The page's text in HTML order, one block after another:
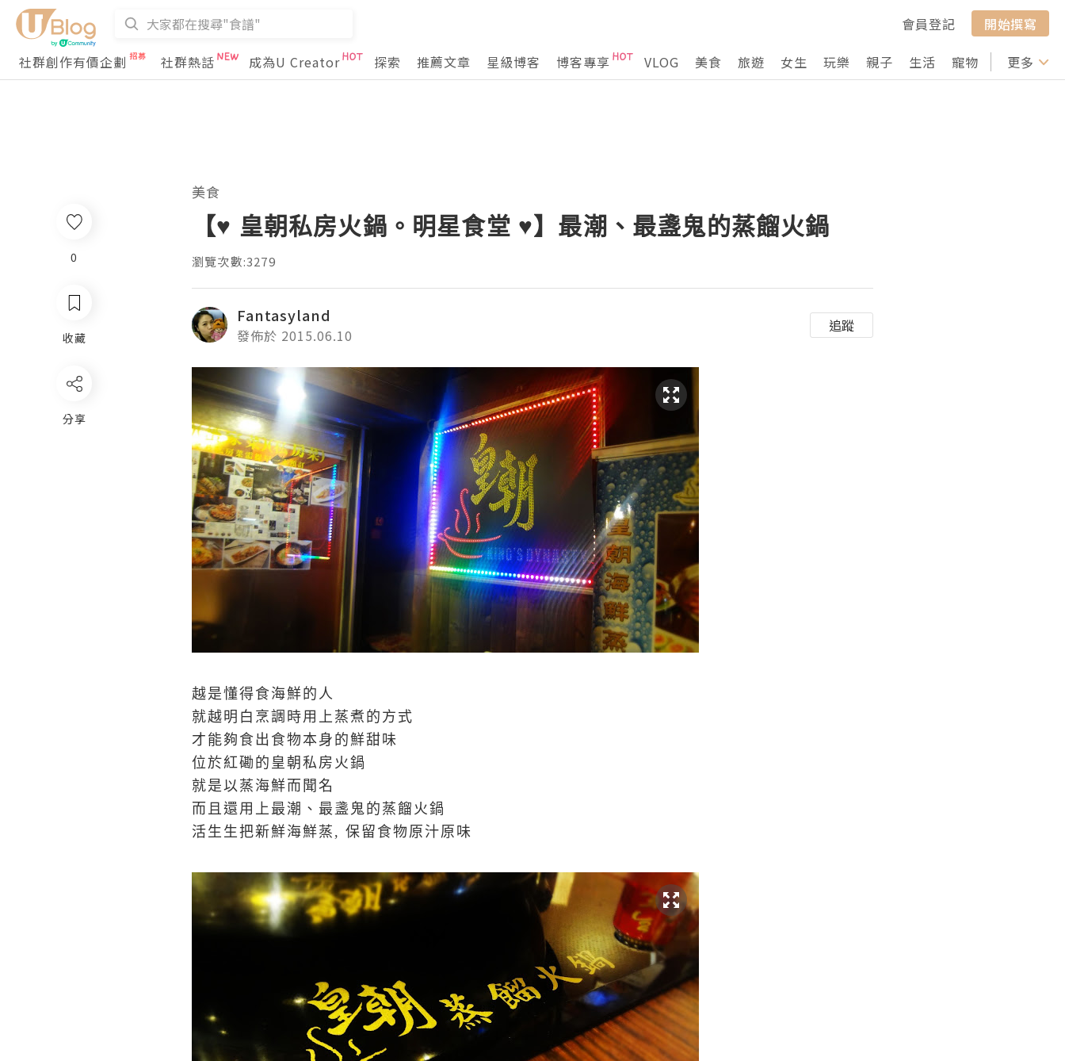
會員登記
開始撰寫
社群創作有價企劃
社群熱話 成為U Creator 探索 推薦文章 星級博客 博客專享 VLOG 美食 旅遊 女生 玩樂 親子 生活 寵物 行山 打卡
更多
0
收藏
分享
美食
【♥ 皇朝私房火鍋。明星食堂 ♥】最潮、最盞鬼的蒸餾火鍋
瀏覽次數:3279
Fantasyland
發佈於 2015.06.10
追蹤
越是懂得食海鮮的人
就越明白烹調時用上蒸煮的方式
才能夠食出食物本身的鮮甜味
位於紅磡的皇朝私房火鍋
就是以蒸海鮮而聞名
而且還用上最潮、最盞鬼的蒸餾火鍋
活生生把新鮮海鮮蒸, 保留食物原汁原味